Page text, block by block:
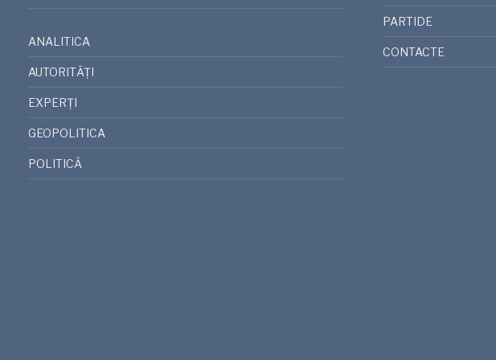
ANALITICA
AUTORITĂȚI
EXPERȚI
GEOPOLITICA
POLITICĂ
PARTIDE
CONTACTE